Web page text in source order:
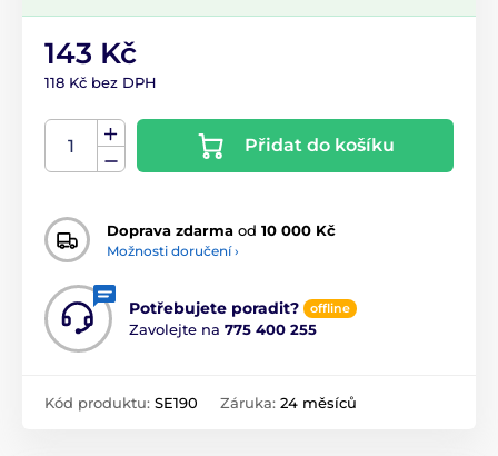
143 Kč
118 Kč bez DPH
Přidat do košíku
Doprava zdarma od 10 000 Kč
Možnosti doručení ›
Potřebujete poradit? offline
Zavolejte na 775 400 255
Kód produktu: SE190 Záruka: 24 měsíců